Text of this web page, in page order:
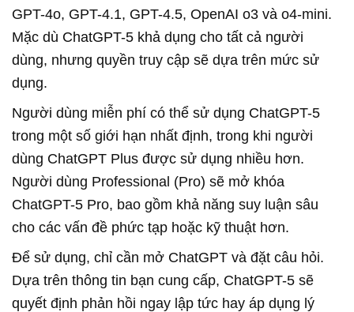
GPT-4o, GPT-4.1, GPT-4.5, OpenAI o3 và o4-mini.
Mặc dù ChatGPT-5 khả dụng cho tất cả người
dùng, nhưng quyền truy cập sẽ dựa trên mức sử
dụng.
Người dùng miễn phí có thể sử dụng ChatGPT-5
trong một số giới hạn nhất định, trong khi người
dùng ChatGPT Plus được sử dụng nhiều hơn.
Người dùng Professional (Pro) sẽ mở khóa
ChatGPT-5 Pro, bao gồm khả năng suy luận sâu
cho các vấn đề phức tạp hoặc kỹ thuật hơn.
Để sử dụng, chỉ cần mở ChatGPT và đặt câu hỏi.
Dựa trên thông tin bạn cung cấp, ChatGPT-5 sẽ
quyết định phản hồi ngay lập tức hay áp dụng lý